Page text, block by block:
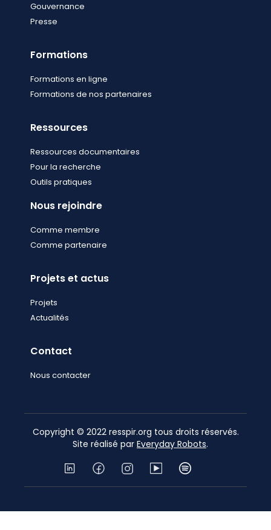
Gouvernance
Presse
Formations
Formations en ligne
Formations de nos partenaires
Ressources
Ressources documentaires
Pour la recherche
Outils pratiques
Nous rejoindre
Comme membre
Comme partenaire
Projets et actus
Projets
Actualités
Contact
Nous contacter
Copyright © 2022 resspir.org tous droits réservés.
Site réalisé par Everyday Robots.